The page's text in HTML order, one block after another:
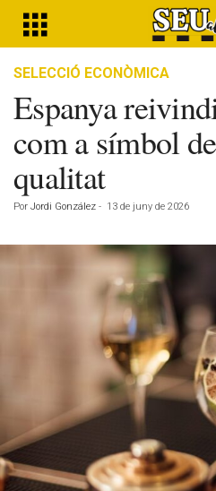
SELECCIÓ ECONÒMICA
Espanya
com a símbol
qualitat
Por Jordi González - 13 de juny de 2026